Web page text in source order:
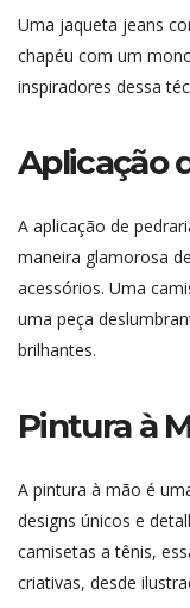
Uma jaqueta jeans
chapéu com um
inspiradores dessa
Aplicação
A aplicação de
maneira glamorosa
acessórios. Uma
uma peça
brilhantes.
Pintura à
A pintura à mão é
designs únicos e
camisetas a tênis,
criativas, desde